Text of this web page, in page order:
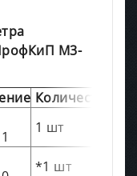
М3-
Количество
1 шт
*1 шт